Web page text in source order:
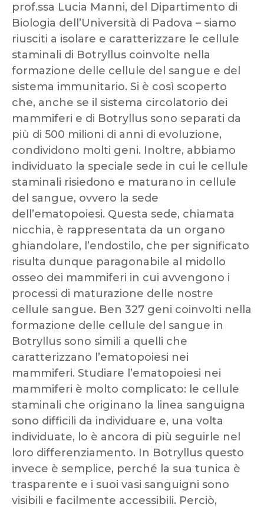
prof.ssa Lucia Manni, del Dipartimento di
Biologia dell’Università di Padova – siamo
riusciti a isolare e caratterizzare le cellule
staminali di Botryllus coinvolte nella
formazione delle cellule del sangue e del
sistema immunitario. Si è così scoperto
che, anche se il sistema circolatorio dei
mammiferi e di Botryllus sono separati da
più di 500 milioni di anni di evoluzione,
condividono molti geni. Inoltre, abbiamo
individuato la speciale sede in cui le cellule
staminali risiedono e maturano in cellule
del sangue, ovvero la sede
dell’ematopoiesi. Questa sede, chiamata
nicchia, è rappresentata da un organo
ghiandolare, l’endostilo, che per significato
risulta dunque paragonabile al midollo
osseo dei mammiferi in cui avvengono i
processi di maturazione delle nostre
cellule sangue. Ben 327 geni coinvolti nella
formazione delle cellule del sangue in
Botryllus sono simili a quelli che
caratterizzano l’ematopoiesi nei
mammiferi. Studiare l’ematopoiesi nei
mammiferi è molto complicato: le cellule
staminali che originano la linea sanguigna
sono difficili da individuare e, una volta
individuate, lo è ancora di più seguirle nel
loro differenziamento. In Botryllus questo
invece è semplice, perché la sua tunica è
trasparente e i suoi vasi sanguigni sono
visibili e facilmente accessibili. Perciò,